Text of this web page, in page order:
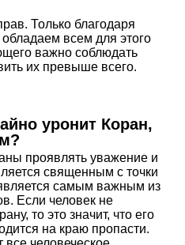
Только благодаря
всем для этого
важно соблюдать
их превыше всего.
уронит Коран,
проявлять уважение и
священным с точки
самым важным из
Если человек не
то это значит, что его
на краю пропасти.